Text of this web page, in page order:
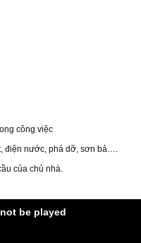
công việc
điện nước, phá dỡ, sơn bả….
của chủ nhà.
be played